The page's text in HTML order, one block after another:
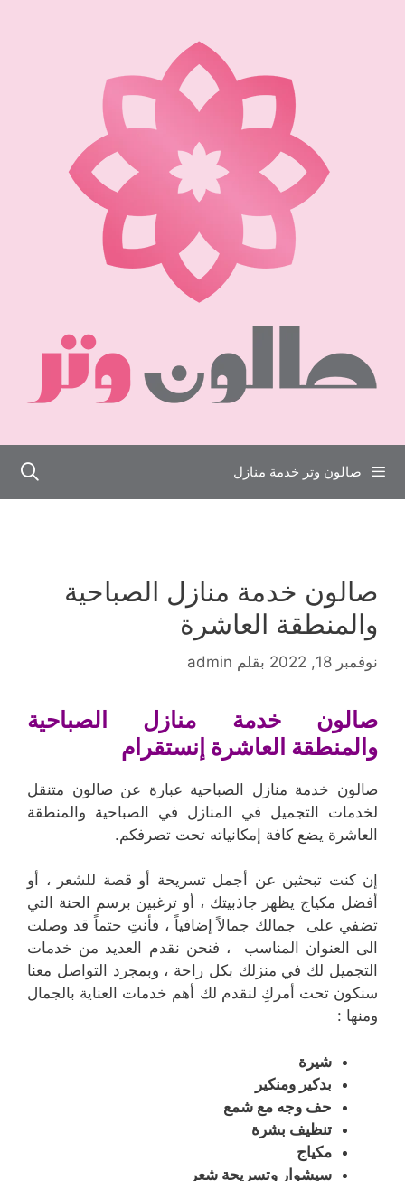
صالون وتر خدمة منازل
صالون خدمة منازل الصباحية
والمنطقة العاشرة
نوفمبر 18, 2022 بقلم admin
صالون خدمة منازل الصباحية
والمنطقة العاشرة إنستقرام
صالون خدمة منازل الصباحية عبارة عن صالون متنقل
لخدمات التجميل في المنازل في الصباحية والمنطقة
العاشرة يضع كافة إمكانياته تحت تصرفكم.
إن كنت تبحثين عن أجمل تسريحة أو قصة للشعر ، أو
أفضل مكياج يظهر جاذبيتك ، أو ترغبين برسم الحنة التي
تضفي على جمالك جمالاً إضافياً ، فأنتِ حتماً قد وصلت
الى العنوان المناسب ، فنحن نقدم العديد من خدمات
التجميل لك في منزلك بكل راحة ، وبمجرد التواصل معنا
سنكون تحت أمركِ لنقدم لك أهم خدمات العناية بالجمال
ومنها :
شيرة
بدكير ومنكير
حف وجه مع شمع
تنظيف بشرة
مكياج
سيشوار وتسريحة شعر